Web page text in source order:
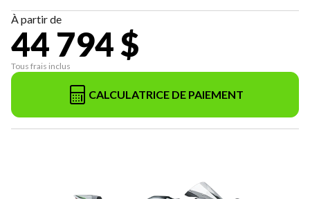
À partir de
44 794 $
Tous frais inclus
CALCULATRICE DE PAIEMENT